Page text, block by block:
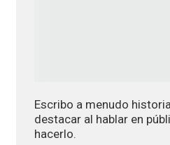
Escribo a menudo
destacar al hablar en
hacerlo.